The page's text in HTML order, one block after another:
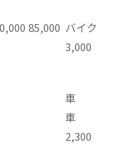
85,000 バイク
3,000
車
車
2,300